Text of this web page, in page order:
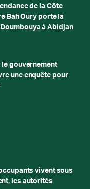
de la Côte
Bah Oury porte la
à Abidjan
le gouvernement
une enquête pour
vivent sous
les autorités